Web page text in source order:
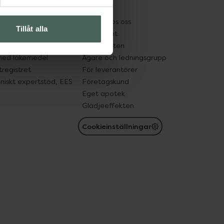
Tillåt alla
in gammal medicin
läkemedel
expertstöd, EES
Pressrum
Jobba hos oss
Hållbarhet
Samarbeten
Ägare och ledningsgrupp
För leverantörer
Företagskund
Eget apotek
Glädjeeffekten
Cookieinställningar